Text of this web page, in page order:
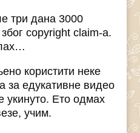
три дана 3000
copyright claim-а.
користити неке
за едукативне видео
укинуто. Ето одмах
учим.